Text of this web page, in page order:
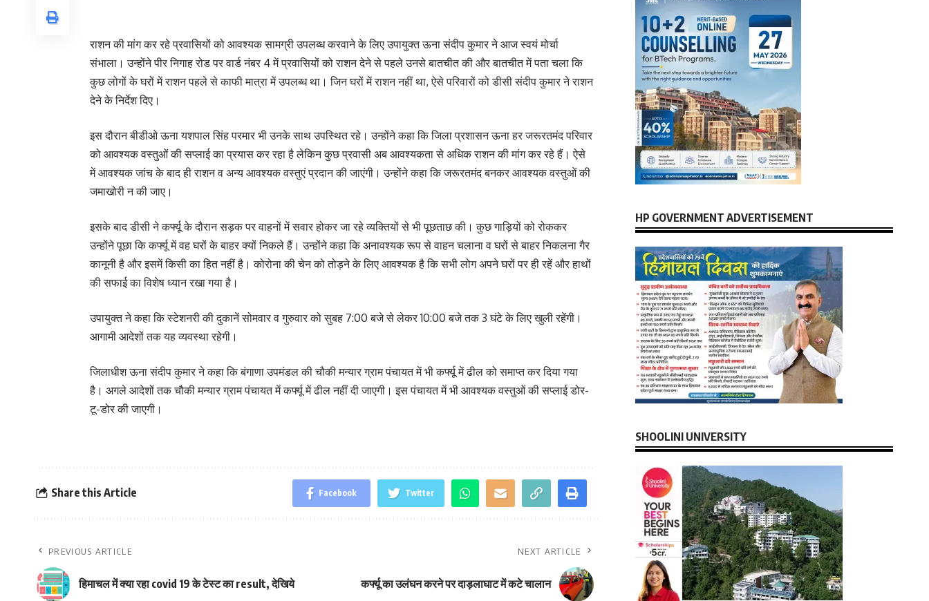
राशन की मांग कर रहे प्रवासियों को आवश्यक सामग्री उपलब्ध करवाने के लिए उपायुक्त ऊना संदीप कुमार ने आज स्वयं मोर्चा
संभाला। उन्होंने पीर निगाह रोड पर वार्ड नंबर 4 में प्रवासियों को राशन देने से पहले उनसे बातचीत की और बातचीत में पता चला कि
कुछ लोगों के घरों में राशन पहले से काफी मात्रा में उपलब्ध था। जिन घरों में राशन नहीं था, ऐसे परिवारों को डीसी संदीप कुमार ने राशन
देने के निर्देश दिए।
इस दौरान बीडीओ ऊना यशपाल सिंह परमार भी उनके साथ उपस्थित रहे। उन्होंने कहा कि जिला प्रशासन ऊना हर जरूरतमंद परिवार
को आवश्यक वस्तुओं की सप्लाई का प्रयास कर रहा है लेकिन कुछ प्रवासी अब आवश्यकता से अधिक राशन की मांग कर रहे हैं। ऐसे
में आवश्यक जांच के बाद ही राशन व अन्य आवश्यक वस्तुएं प्रदान की जाएंगी। उन्होंने कहा कि जरूरतमंद बनकर आवश्यक वस्तुओं की
जमाखोरी न की जाए।
इसके बाद डीसी ने कर्फ्यू के दौरान सड़क पर वाहनों में सवार होकर जा रहे व्यक्तियों से भी पूछताछ की। कुछ गाड़ियों को रोककर
उन्होंने पूछा कि कर्फ्यू में वह घरों के बाहर क्यों निकले हैं। उन्होंने कहा कि अनावश्यक रूप से वाहन चलाना व घरों से बाहर निकलना गैर
कानूनी है और इसमें किसी का हित नहीं है। कोरोना की चेन को तोड़ने के लिए आवश्यक है कि सभी लोग अपने घरों पर ही रहें और हाथों
की सफाई का विशेष ध्यान रखा गया है।
उपायुक्त ने कहा कि स्टेशनरी की दुकानें सोमवार व गुरुवार को सुबह 7:00 बजे से लेकर 10:00 बजे तक 3 घंटे के लिए खुली रहेंगी।
आगामी आदेशों तक यह व्यवस्था रहेगी।
जिलाधीश ऊना संदीप कुमार ने कहा कि बंगाणा उपमंडल की चौकी मन्यार ग्राम पंचायत में भी कर्फ्यू में ढील को समाप्त कर दिया गया
है। अगले आदेशों तक चौकी मन्यार ग्राम पंचायत में कर्फ्यू में ढील नहीं दी जाएगी। इस पंचायत में भी आवश्यक वस्तुओं की सप्लाई डोर-
टू-डोर की जाएगी।
Share this Article Facebook Twitter
PREVIOUS ARTICLE
हिमाचल में क्या रहा covid 19 के टेस्ट का result, देखिये
NEXT ARTICLE
कर्फ्यू का उलंघन करने पर दाड़लाघाट में कटे चालान
HP GOVERNMENT ADVERTISEMENT
SHOOLINI UNIVERSITY